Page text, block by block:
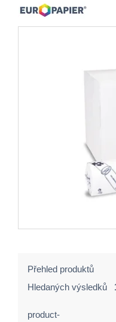
Přehled produktů
Hledaných výsledků
product-